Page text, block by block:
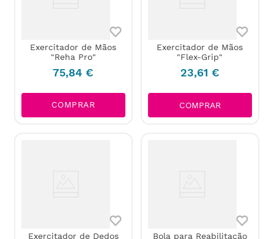
Exercitador de Mãos
"Reha Pro"
75,84 €
COMPRAR
Exercitador de Mãos
"Flex-Grip"
23,61 €
COMPRAR
Exercitador de Dedos Bola para Reabilitação